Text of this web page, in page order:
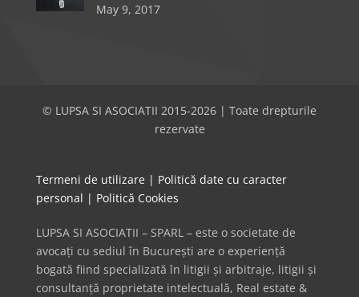
May 9, 2017
© LUPSA SI ASOCIATII 2015-2026 | Toate drepturile
rezervate
Termeni de utilizare | Politică date cu caracter
personal | Politică Cookies
LUPSA SI ASOCIATII – SPARL – este o societate de
avocați cu sediul în București are o experiență
bogată fiind specializată în litigii și arbitraje, litigii și
consultanță proprietate intelectuală, Real estate &